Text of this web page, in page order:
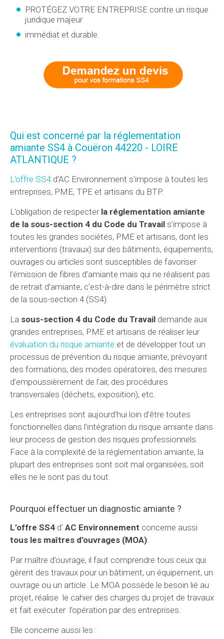
PROTÉGEZ VOTRE ENTREPRISE contre un risque
juridique majeur
immédiat et durable.
Qui est concerné par la réglementation
amiante SS4 à Couëron 44220 - LOIRE
ATLANTIQUE ?
L’offre SS4 d'AC Environnement s’impose à toutes les
entreprises, PME, TPE et artisans du BTP.
L'obligation de respecter la réglementation amiante
de la sous-section 4 du Code du Travail s’impose à
toutes les grandes sociétés, PME et artisans, dont les
interventions (travaux) sur des bâtiments, équipements,
ouvrages ou articles sont susceptibles de favoriser
l’émission de fibres d’amiante mais qui ne réalisent pas
de retrait d’amiante, c’est-à-dire dans le périmètre strict
de la sous-section 4 (SS4).
La sous-section 4 du Code du Travail demande aux
grandes entreprises, PME et artisans de réaliser leur
évaluation du risque amiante et de développer tout un
processus de prévention du risque amiante, prévoyant
des formations, des modes opératoires, des mesures
d’empoussièrement de l’air, des procédures
transversales (déchets, exposition), etc.
Les entreprises sont aujourd’hui loin d’être toutes
fonctionnelles dans l’intégration du risque amiante dans
leur process de gestion des risques professionnels.
Face à la complexité de la réglementation amiante, la
plupart des entreprises sont soit mal organisées, soit
elles ne le sont pas du tout.
Pourquoi effectuer un diagnostic amiante ?
L’offre SS4 d' AC Environnement concerne aussi
tous les maîtres d’ouvrages (MOA).
Par maître d’ouvrage, il faut comprendre tous ceux qui
gèrent des travaux pour un bâtiment, un équipement, un
ouvrage ou un article. Le MOA possède le besoin lié au
projet, réalise le cahier des charges du projet de travaux
et fait exécuter l’opération par des entreprises.
Elle concerne aussi les :